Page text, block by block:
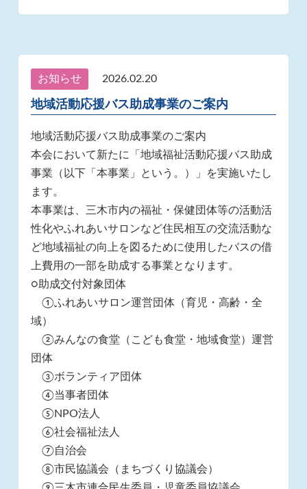
お知らせ 2026.02.20
地域活動応援バス助成事業のご案内
地域活動応援バス助成事業のご案内
本会において新たに「地域福祉活動応援バス助成
事業（以下「本事業」という。）」を実施いたし
ます。
本事業は、三木市内の福祉・保健団体等の活動活
性化やふれあいサロンなど住民相互の交流活動な
ど地域福祉の向上を図るために使用したバスの借
上費用の一部を助成する事業となります。
○助成交付対象団体
①ふれあいサロン運営団体（育児・高齢・全
域）
②みんなの食堂（こども食堂・地域食堂）運営
団体
③ボランティア団体
④当事者団体
⑤NPO法人
⑥社会福祉法人
⑦自治会
⑧市民協議会（まちづくり協議会）